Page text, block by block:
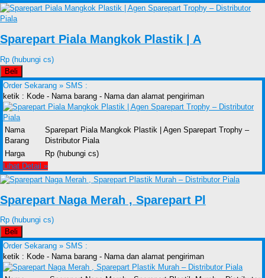
Sparepart Piala Mangkok Plastik | A
Rp (hubungi cs)
Beli
Order Sekarang » SMS :
ketik : Kode - Nama barang - Nama dan alamat pengiriman
Nama
Barang
Sparepart Piala Mangkok Plastik | Agen Sparepart Trophy –
Distributor Piala
Harga
Rp (hubungi cs)
Lihat Detail »
Sparepart Naga Merah , Sparepart Pl
Rp (hubungi cs)
Beli
Order Sekarang » SMS :
ketik : Kode - Nama barang - Nama dan alamat pengiriman